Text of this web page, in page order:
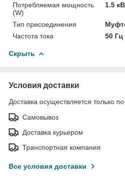
Потребляемая мощность
(W)
1.5
Тип присоединения
Частота тока
50 Гц
Скрыть
Условия доставки
Доставка осуществляется только
Самовывоз
Доставка курьером
Транспортная компания
Все условия доставки